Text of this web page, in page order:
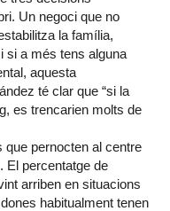
Un negoci que no
la família,
si a més tens alguna
aquesta
té clar que “si la
es trencarien molts de
que pernocten al centre
El percentatge de
arriben en situacions
habitualment tenen